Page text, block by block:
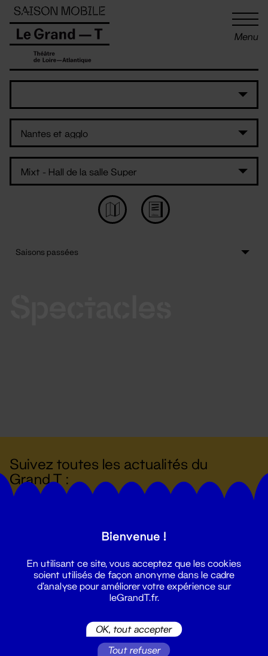
Menu
Suivez toutes les actualités du
Grand T :
Panneau de gestion des cookies
Bienvenue !
En utilisant ce site, vous acceptez que les cookies
soient utilisés de façon anonyme dans le cadre
d'analyse pour améliorer votre expérience sur
leGrandT.fr.
OK, tout accepter
Tout refuser